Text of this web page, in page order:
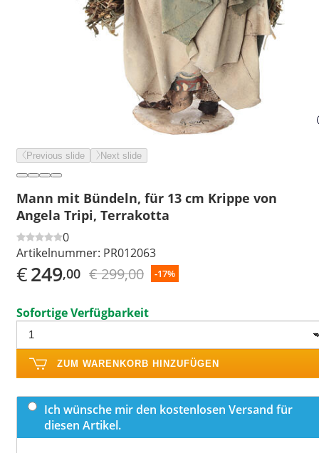
Previous slide Next slide
Mann mit Bündeln, für 13 cm Krippe von
Angela Tripi, Terrakotta
0
Artikelnummer: PR012063
€249,00 € 299,00 -17%
Sofortige Verfügbarkeit
ZUM WARENKORB HINZUFÜGEN
Ich wünsche mir den kostenlosen Versand für
diesen Artikel.